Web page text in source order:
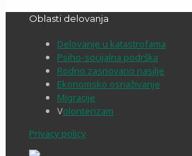
Oblasti delovanja
Delovanje u katastrofama
Psiho-socijalna podrška
Rodno zasnovano nasilje
Ekonomsko osnaživanje
Migracije
Volonterizam
Privacy policy